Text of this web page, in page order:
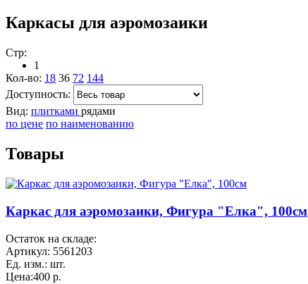
Каркасы для аэромозаики
Стр:
1
Кол-во: 18 36 72 144
Доступность:
Вид: плитками рядами
по цене по наименованию
Товары
Каркас для аэромозаики, Фигура "Елка", 100см
Остаток на складе:
Артикул: 5561203
Ед. изм.: шт.
Цена:400 р.